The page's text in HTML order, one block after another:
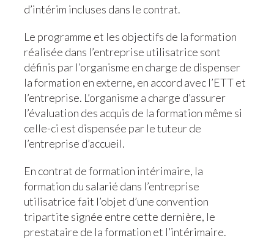
d’intérim incluses dans le contrat.
Le programme et les objectifs de la formation
réalisée dans l’entreprise utilisatrice sont
définis par l’organisme en charge de dispenser
la formation en externe, en accord avec l’ETT et
l’entreprise. L’organisme a charge d’assurer
l’évaluation des acquis de la formation même si
celle-ci est dispensée par le tuteur de
l’entreprise d’accueil.
En contrat de formation intérimaire, la
formation du salarié dans l’entreprise
utilisatrice fait l’objet d’une convention
tripartite signée entre cette dernière, le
prestataire de la formation et l’intérimaire.